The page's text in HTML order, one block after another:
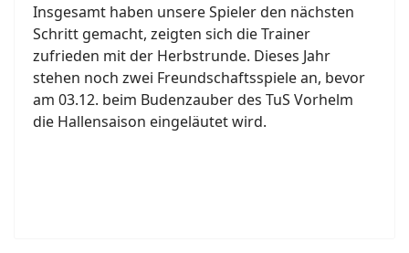
Insgesamt haben unsere Spieler den nächsten
Schritt gemacht, zeigten sich die Trainer
zufrieden mit der Herbstrunde. Dieses Jahr
stehen noch zwei Freundschaftsspiele an, bevor
am 03.12. beim Budenzauber des TuS Vorhelm
die Hallensaison eingeläutet wird.